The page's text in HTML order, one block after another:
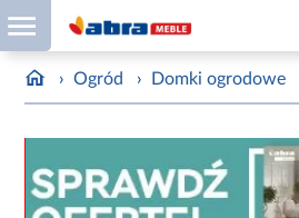
› Ogród › Domki ogrodowe